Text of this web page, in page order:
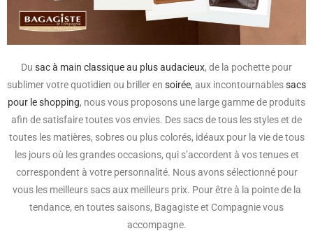
Du sac à main classique au plus audacieux, de la pochette pour
sublimer votre quotidien ou briller en soirée, aux incontournablessacs
pour le shopping, nous vous proposons une large gamme de produits
afin de satisfaire toutes vos envies. Des sacs de tous les styles et de
toutes les matières, sobres ou plus colorés, idéaux pour la vie de tous
les jours où les grandes occasions, qui s’accordent à vos tenues et
correspondent à votre personnalité. Nous avons sélectionné pour
vous les meilleurs sacs aux meilleurs prix. Pour être à la pointe de la
tendance, en toutes saisons, Bagagiste et Compagnie vous
accompagne.